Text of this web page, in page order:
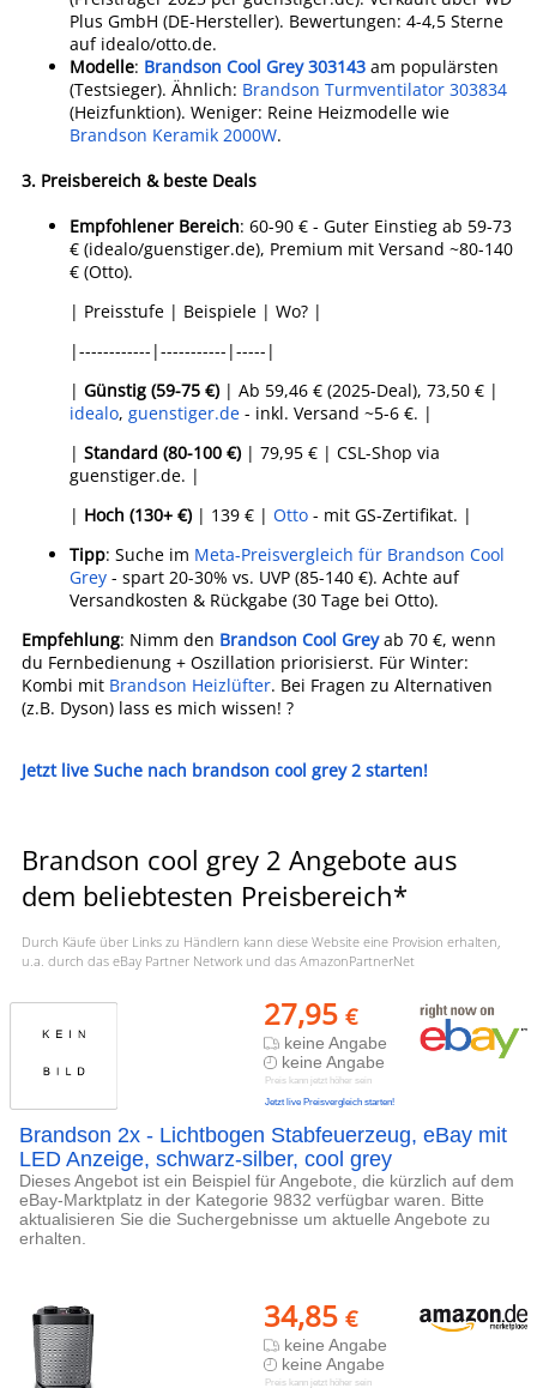
Plus GmbH (DE-Hersteller). Bewertungen: 4-4,5 Sterne
auf idealo/otto.de.
Modelle: Brandson Cool Grey 303143 am populärsten
(Testsieger). Ähnlich: Brandson Turmventilator 303834
(Heizfunktion). Weniger: Reine Heizmodelle wie
Brandson Keramik 2000W.
3. Preisbereich & beste Deals
Empfohlener Bereich: 60-90 € - Guter Einstieg ab 59-73
€ (idealo/guenstiger.de), Premium mit Versand ~80-140
€ (Otto).
| Preisstufe | Beispiele | Wo? |
|------------|-----------|-----|
| Günstig (59-75 €) | Ab 59,46 € (2025-Deal), 73,50 € |
idealo, guenstiger.de - inkl. Versand ~5-6 €. |
| Standard (80-100 €) | 79,95 € | CSL-Shop via
guenstiger.de. |
| Hoch (130+ €) | 139 € | Otto - mit GS-Zertifikat. |
Tipp: Suche im Meta-Preisvergleich für Brandson Cool
Grey - spart 20-30% vs. UVP (85-140 €). Achte auf
Versandkosten & Rückgabe (30 Tage bei Otto).
Empfehlung: Nimm den Brandson Cool Greyab 70 €, wenn
du Fernbedienung + Oszillation priorisierst. Für Winter:
Kombi mit Brandson Heizlüfter. Bei Fragen zu Alternativen
(z.B. Dyson) lass es mich wissen! ?
Jetzt live Suche nach brandson cool grey 2 starten!
Brandson cool grey 2 Angebote aus
dem beliebtesten Preisbereich*
Durch Käufe über Links zu Händlern kann diese Website eine Provision erhalten,
u.a. durch das eBay Partner Network und das AmazonPartnerNet
27,95 €
keine Angabe
keine Angabe
Preis kann jetzt höher sein
Jetzt live Preisvergleich starten!
Brandson 2x - Lichtbogen Stabfeuerzeug, eBay mit
LED Anzeige, schwarz-silber, cool grey
Dieses Angebot ist ein Beispiel für Angebote, die kürzlich auf dem
eBay-Marktplatz in der Kategorie 9832 verfügbar waren. Bitte
aktualisieren Sie die Suchergebnisse um aktuelle Angebote zu
erhalten.
34,85 €
keine Angabe
keine Angabe
Preis kann jetzt höher sein